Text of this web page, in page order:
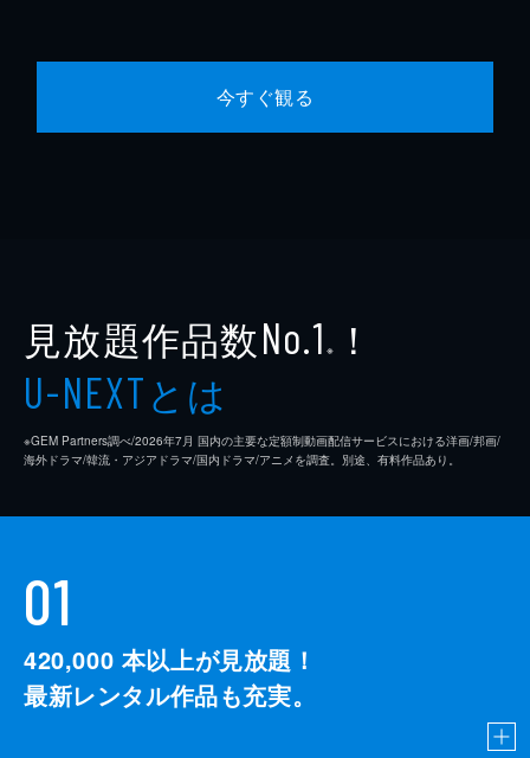
今すぐ観る
見放題作品数No.1 ※ ！
U-NEXTとは
※GEM Partners調べ/2026年7⽉ 国内の主要な定額制動画配信サービスにおける洋画/邦画/
海外ドラマ/韓流・アジアドラマ/国内ドラマ/アニメを調査。別途、有料作品あり。
01
420,000 本以上が見放題！
最新レンタル作品も充実。